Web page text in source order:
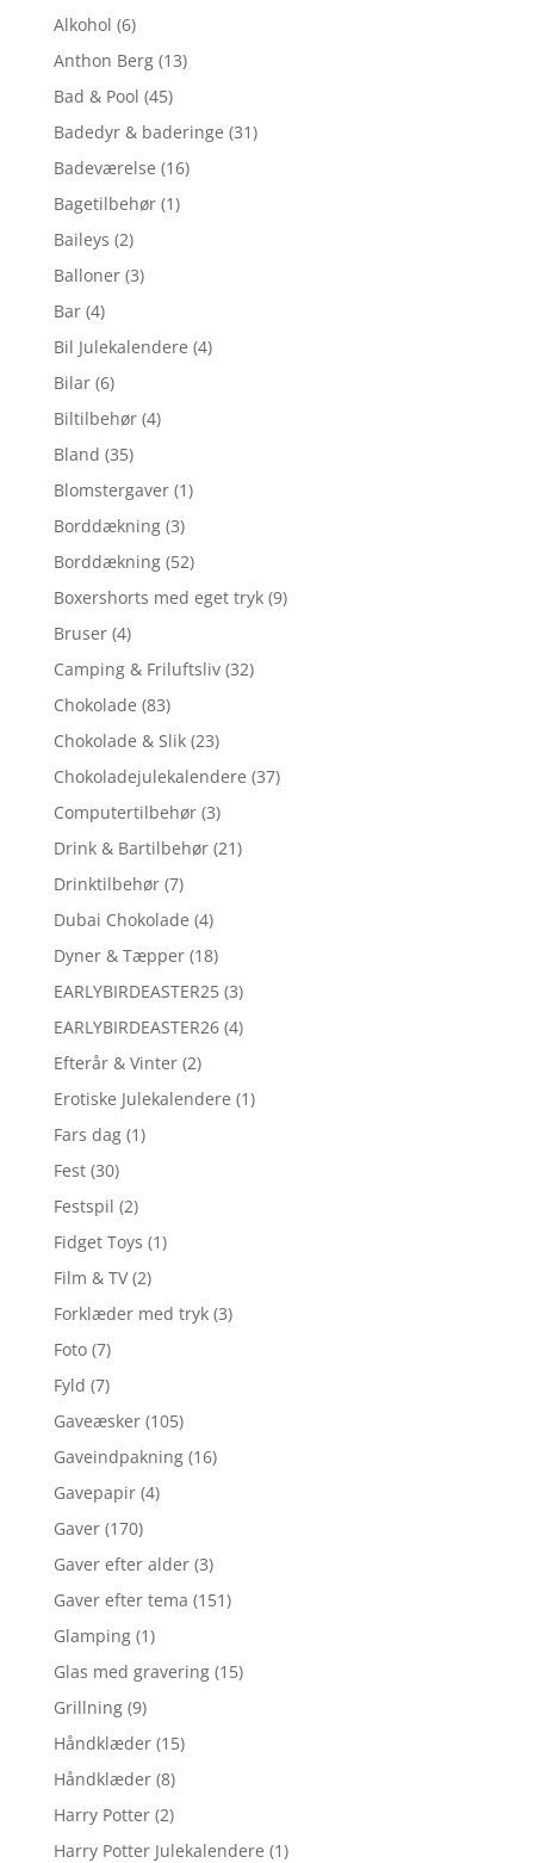
Alkohol (6)
Anthon Berg (13)
Bad & Pool (45)
Badedyr & baderinge (31)
Badeværelse (16)
Bagetilbehør (1)
Baileys (2)
Balloner (3)
Bar (4)
Bil Julekalendere (4)
Bilar (6)
Biltilbehør (4)
Bland (35)
Blomstergaver (1)
Borddækning (3)
Borddækning (52)
Boxershorts med eget tryk (9)
Bruser (4)
Camping & Friluftsliv (32)
Chokolade (83)
Chokolade & Slik (23)
Chokoladejulekalendere (37)
Computertilbehør (3)
Drink & Bartilbehør (21)
Drinktilbehør (7)
Dubai Chokolade (4)
Dyner & Tæpper (18)
EARLYBIRDEASTER25 (3)
EARLYBIRDEASTER26 (4)
Efterår & Vinter (2)
Erotiske Julekalendere (1)
Fars dag (1)
Fest (30)
Festspil (2)
Fidget Toys (1)
Film & TV (2)
Forklæder med tryk (3)
Foto (7)
Fyld (7)
Gaveæsker (105)
Gaveindpakning (16)
Gavepapir (4)
Gaver (170)
Gaver efter alder (3)
Gaver efter tema (151)
Glamping (1)
Glas med gravering (15)
Grillning (9)
Håndklæder (15)
Håndklæder (8)
Harry Potter (2)
Harry Potter Julekalendere (1)